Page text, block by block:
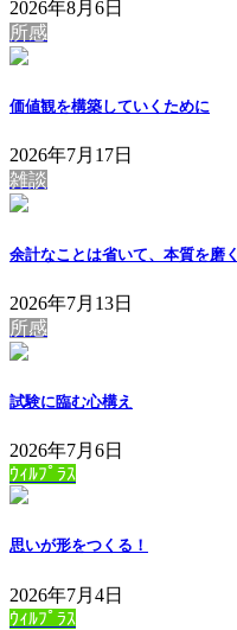
2026年8月6日
所感
価値観を構築していくために
2026年7月17日
雑談
余計なことは省いて、本質を磨く
2026年7月13日
所感
試験に臨む心構え
2026年7月6日
ｳｨﾙﾌﾟﾗｽ
思いが形をつくる！
2026年7月4日
ｳｨﾙﾌﾟﾗｽ